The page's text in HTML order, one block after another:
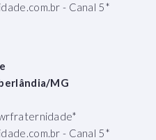
- Canal 5*
MG
- Canal 5*